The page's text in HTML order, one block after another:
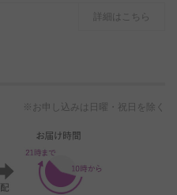
詳細はこちら
※お申し込みは日曜・祝日を除く